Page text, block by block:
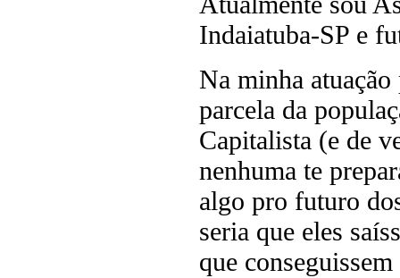
Indaiatuba-SP e
Na minha
parcela da
Capitalista (e de
nenhuma te
algo pro futuro
seria que eles
que